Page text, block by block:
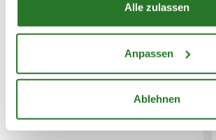
Alle zulassen
Anpassen
Ablehnen
WEITERE PRODUKTE